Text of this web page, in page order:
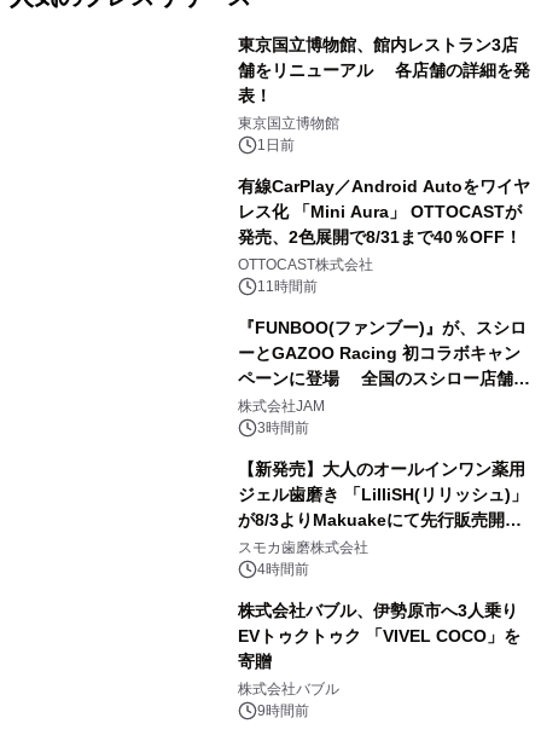
東京国立博物館、館内レストラン3店
舗をリニューアル 各店舗の詳細を発
表！
東京国立博物館
1日前
有線CarPlay／Android Autoをワイヤ
レス化 「Mini Aura」 OTTOCASTが
発売、2色展開で8/31まで40％OFF！
OTTOCAST株式会社
11時間前
『FUNBOO(ファンブー)』が、スシロ
ーとGAZOO Racing 初コラボキャン
ペーンに登場 全国のスシロー店舗で
GR 4車種の FUNBOO(ミニカー)付き
メニューが展開されます
株式会社JAM
3時間前
【新発売】大人のオールインワン薬用
ジェル歯磨き 「LilliSH(リリッシュ)」
が8/3よりMakuakeにて先行販売開
始！
スモカ歯磨株式会社
4時間前
株式会社バブル、伊勢原市へ3人乗り
EVトゥクトゥク 「VIVEL COCO」を
寄贈
株式会社バブル
9時間前